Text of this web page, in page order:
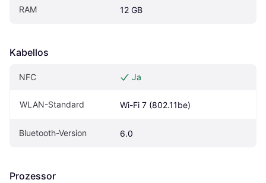
RAM 12 GB
Kabellos
NFC Ja
WLAN-Standard Wi-Fi 7 (802.11be)
Bluetooth-Version 6.0
Prozessor